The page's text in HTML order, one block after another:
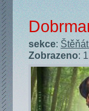
sekce:
Zobrazeno: